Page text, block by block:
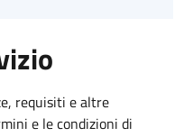
requisiti e altre
e le condizioni di